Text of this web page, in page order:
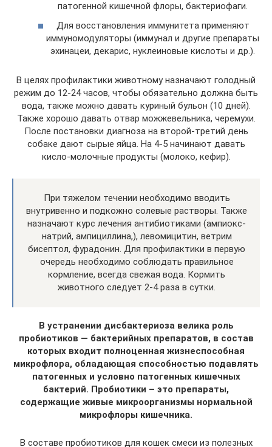
патогенной кишечной флоры, бактериофаги.
Для восстановления иммунитета применяют
иммуномодуляторы (иммунал и другие препараты
эхинацеи, декарис, нуклеиновые кислоты и др.).
В целях профилактики животному назначают голодный
режим до 12-24 часов, чтобы обязательно должна быть
вода, также можно давать куриный бульон (10 дней).
Также хорошо давать отвар можжевельника, черемухи.
После постановки диагноза на второй-третий день
собаке дают сырые яйца. На 4-5 начинают давать
кисло-молочные продукты (молоко, кефир).
При тяжелом течении необходимо вводить
внутривенно и подкожно солевые растворы. Также
назначают курс лечения антибиотиками (ампиокс-
натрий, ампициллина,), левомицитин, ветрим
бисептол, фурадонин. Для профилактики в первую
очередь необходимо соблюдать правильное
кормление, всегда свежая вода. Кормить
животного следует 2-4 раза в сутки.
В устранении дисбактериоза велика роль
пробиотиков — бактерийных препаратов, в состав
которых входит полноценная жизнеспособная
микрофлора, обладающая способностью подавлять
патогенных и условно патогенных кишечных
бактерий. Пробиотики – это препараты,
содержащие живые микроорганизмы нормальной
микрофлоры кишечника.
В составе пробиотиков для кошек смеси из полезных